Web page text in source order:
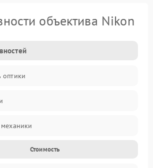
объектива Nikon
оптики
(если объектив с мотором/
Стоимость